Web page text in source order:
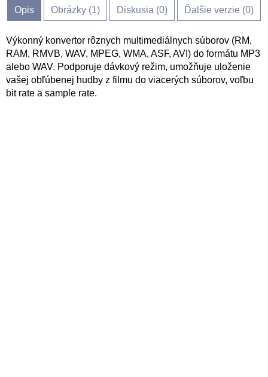
Opis Obrázky (1) Diskusia (0) Ďalšie verzie (0)
Výkonný konvertor rôznych multimediálnych súborov (RM,
RAM, RMVB, WAV, MPEG, WMA, ASF, AVI) do formátu MP3
alebo WAV. Podporuje dávkový režim, umožňuje uloženie
vašej obľúbenej hudby z filmu do viacerých súborov, voľbu
bit rate a sample rate.